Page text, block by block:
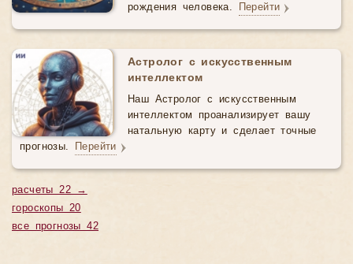
рождения человека. Перейти
Астролог с искусственным
интеллектом
Наш Астролог с искусственным
интеллектом проанализирует вашу
натальную карту и сделает точные
прогнозы. Перейти
расчеты 22 →
гороскопы 20
все прогнозы 42